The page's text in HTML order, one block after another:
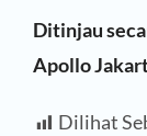
Ditinjau
Apollo
Dilihat